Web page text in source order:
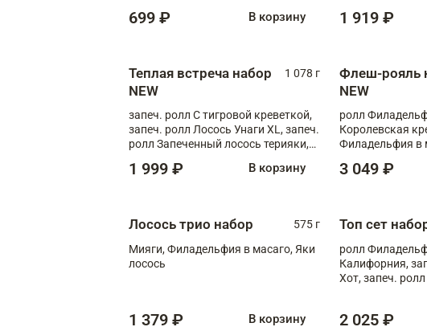
699 ₽ В корзину 1 919 ₽
Теплая встреча набор
NEW
1 078 г
запеч. ролл С тигровой креветкой,
запеч. ролл Лосось Унаги XL, запеч.
ролл Запеченный лосось терияки,
1 999 ₽ В корзину
Флеш-рояль
NEW
ролл
Королевская
Филадельфия в
Тигровая
3 049 ₽
Лосось трио набор
575 г
Мияги, Филадельфия в масаго, Яки
лосось
1 379 ₽ В корзину
Топ сет
ролл
Калифорния,
Хот, запеч.
2 025 ₽